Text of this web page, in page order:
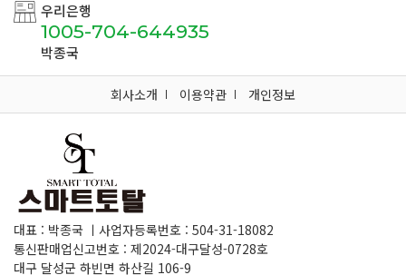
우리은행
1005-704-644935
박종국
회사소개 이용약관 개인정보
대표 : 박종국 ㅣ사업자등록번호 : 504-31-18082
통신판매업신고번호 : 제2024-대구달성-0728호
대구 달성군 하빈면 하산길 106-9